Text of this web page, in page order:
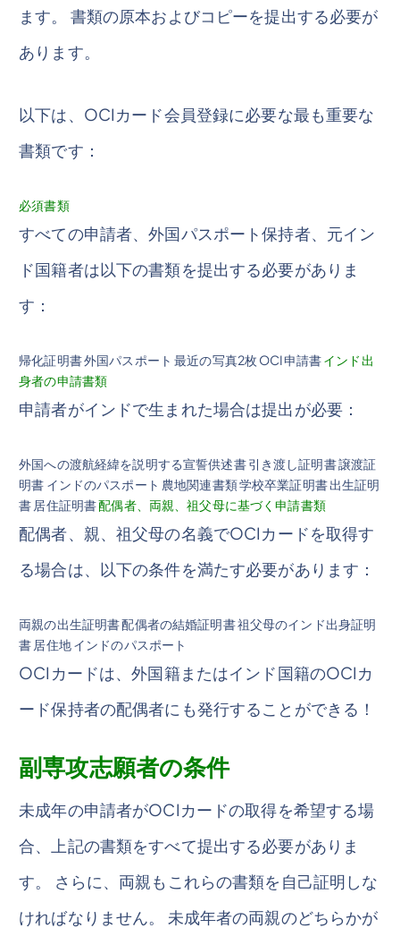
ます。 書類の原本およびコピーを提出する必要が
あります。
以下は、OCIカード会員登録に必要な最も重要な
書類です：
必須書類
すべての申請者、外国パスポート保持者、元イン
ド国籍者は以下の書類を提出する必要がありま
す：
帰化証明書 外国パスポート 最近の写真2枚 OCI申請書インド出
身者の申請書類
申請者がインドで生まれた場合は提出が必要：
外国への渡航経緯を説明する宣誓供述書 引き渡し証明書 譲渡証
明書 インドのパスポート 農地関連書類 学校卒業証明書 出生証明
書 居住証明書配偶者、両親、祖父母に基づく申請書類
配偶者、親、祖父母の名義でOCIカードを取得す
る場合は、以下の条件を満たす必要があります：
両親の出生証明書 配偶者の結婚証明書 祖父母のインド出身証明
書 居住地 インドのパスポート
OCIカードは、外国籍またはインド国籍のOCIカ
ード保持者の配偶者にも発行することができる！
副専攻志願者の条件
未成年の申請者がOCIカードの取得を希望する場
合、上記の書類をすべて提出する必要がありま
す。 さらに、両親もこれらの書類を自己証明しな
ければなりません。 未成年者の両親のどちらかが